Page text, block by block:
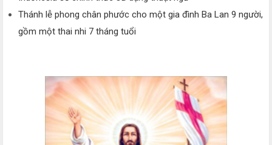
Thánh lễ phong chân phước cho một gia đình Ba Lan 9 người,
gồm một thai nhi 7 tháng tuổi